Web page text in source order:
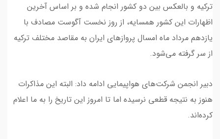
ترکیه و بالعکس بین دو کشور انجام شده و بر اساس آخرین
اظهارات این کشور همسایه، از روز نخست آگوست مصادف با
یازدهم مرداد ماه امسال پروازهای ایران به مقاصد مختلف ترکیه
از سر گرفته می‌شود.
دبیر انجمن شرکت‌های هواپیمایی ادامه داد: البته این مذاکرات
هنوز به نتیجه قطعی نرسیده اما تا امروز این تاریخ را به ما اعلام
کرده‌اند.